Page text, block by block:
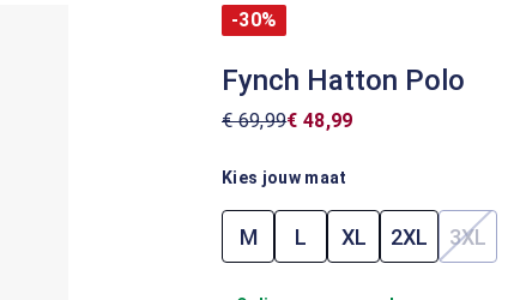
-30%
Fynch Hatton Polo
€ 69,99€ 48,99
Kies jouw maat
M L XL 2XL 3XL